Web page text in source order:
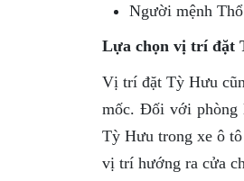
Người mệnh
Lựa chọn vị trí đặt
Vị trí đặt Tỳ Hưu
mốc. Đối với phòng
Tỳ Hưu trong xe ô
vị trí hướng ra cửa